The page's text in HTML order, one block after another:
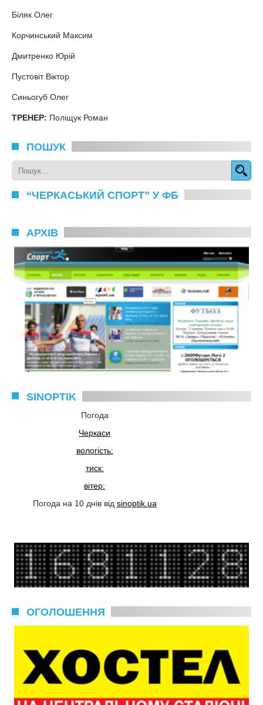
Біляк Олег
Корчинський Максим
Дмитренко Юрій
Пустовіт Віктор
Синьогуб Олег
ТРЕНЕР: Поліщук Роман
ПОШУК
“ЧЕРКАСЬКИЙ СПОРТ” У ФБ
АРХІВ
SINOPTIK
Погода
Черкаси
вологість:
тиск:
вітер:
Погода на 10 днів від sinoptik.ua
ОГОЛОШЕННЯ